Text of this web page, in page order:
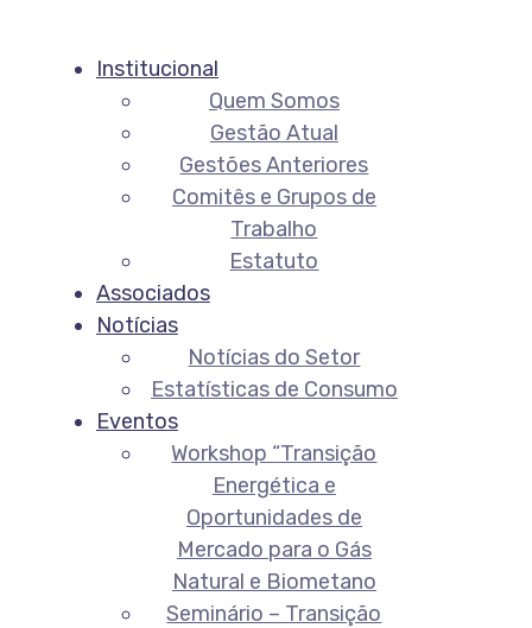
Institucional
Quem Somos
Gestão Atual
Gestões Anteriores
Comitês e Grupos de
Trabalho
Estatuto
Associados
Notícias
Notícias do Setor
Estatísticas de Consumo
Eventos
Workshop “Transição
Energética e
Oportunidades de
Mercado para o Gás
Natural e Biometano
Seminário – Transição